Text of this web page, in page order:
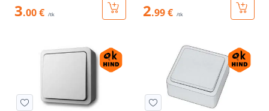
3.00 € /tk 2.99 € /tk